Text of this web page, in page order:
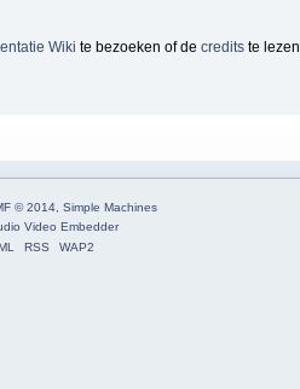
Wiki te bezoeken of de creditste lezen
© 2014, Simple Machines
Video Embedder
RSS WAP2